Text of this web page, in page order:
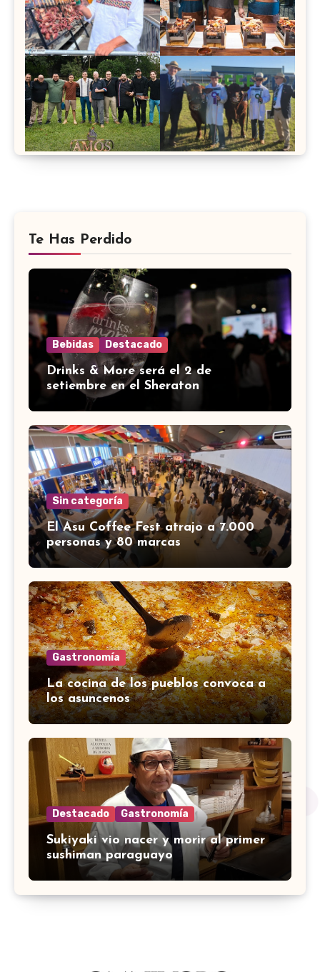
Te Has Perdido
Bebidas Destacado
Drinks & More será el 2 de
setiembre en el Sheraton
Sin categoría
El Asu Coffee Fest atrajo a 7.000
personas y 80 marcas
Gastronomía
La cocina de los pueblos convoca a
los asuncenos
Destacado Gastronomía
Sukiyaki vio nacer y morir al primer
sushiman paraguayo